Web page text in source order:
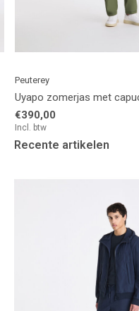
Peuterey
Uyapo zomerjas met
€390,00
Incl. btw
Recente artikelen